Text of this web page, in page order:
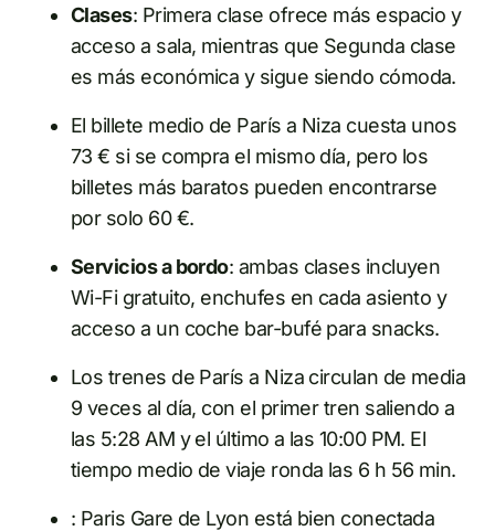
Clases: Primera clase ofrece más espacio y
acceso a sala, mientras que Segunda clase
es más económica y sigue siendo cómoda.
El billete medio de París a Niza cuesta unos
73 € si se compra el mismo día, pero los
billetes más baratos pueden encontrarse
por solo 60 €.
Servicios a bordo: ambas clases incluyen
Wi-Fi gratuito, enchufes en cada asiento y
acceso a un coche bar-bufé para snacks.
Los trenes de París a Niza circulan de media
9 veces al día, con el primer tren saliendo a
las 5:28 AM y el último a las 10:00 PM. El
tiempo medio de viaje ronda las 6 h 56 min.
: Paris Gare de Lyon está bien conectada